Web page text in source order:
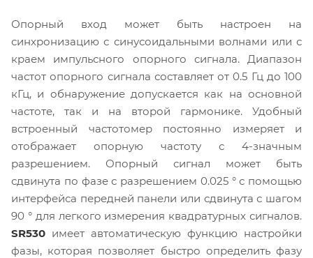
Опорный вход может быть настроен на
синхронизацию с синусоидальными волнами или с
краем импульсного опорного сигнала. Диапазон
частот опорного сигнала составляет от 0.5 Гц до 100
кГц, и обнаружение допускается как на основной
частоте, так и на второй гармонике. Удобный
встроенный частотомер постоянно измеряет и
отображает опорную частоту с 4-значным
разрешением. Опорный сигнал может быть
сдвинута по фазе с разрешением 0.025 ° с помощью
интерфейса передней панели или сдвинута с шагом
90 ° для легкого измерения квадратурных сигналов.
SR530 имеет автоматическую функцию настройки
фазы, которая позволяет быстро определить фазу